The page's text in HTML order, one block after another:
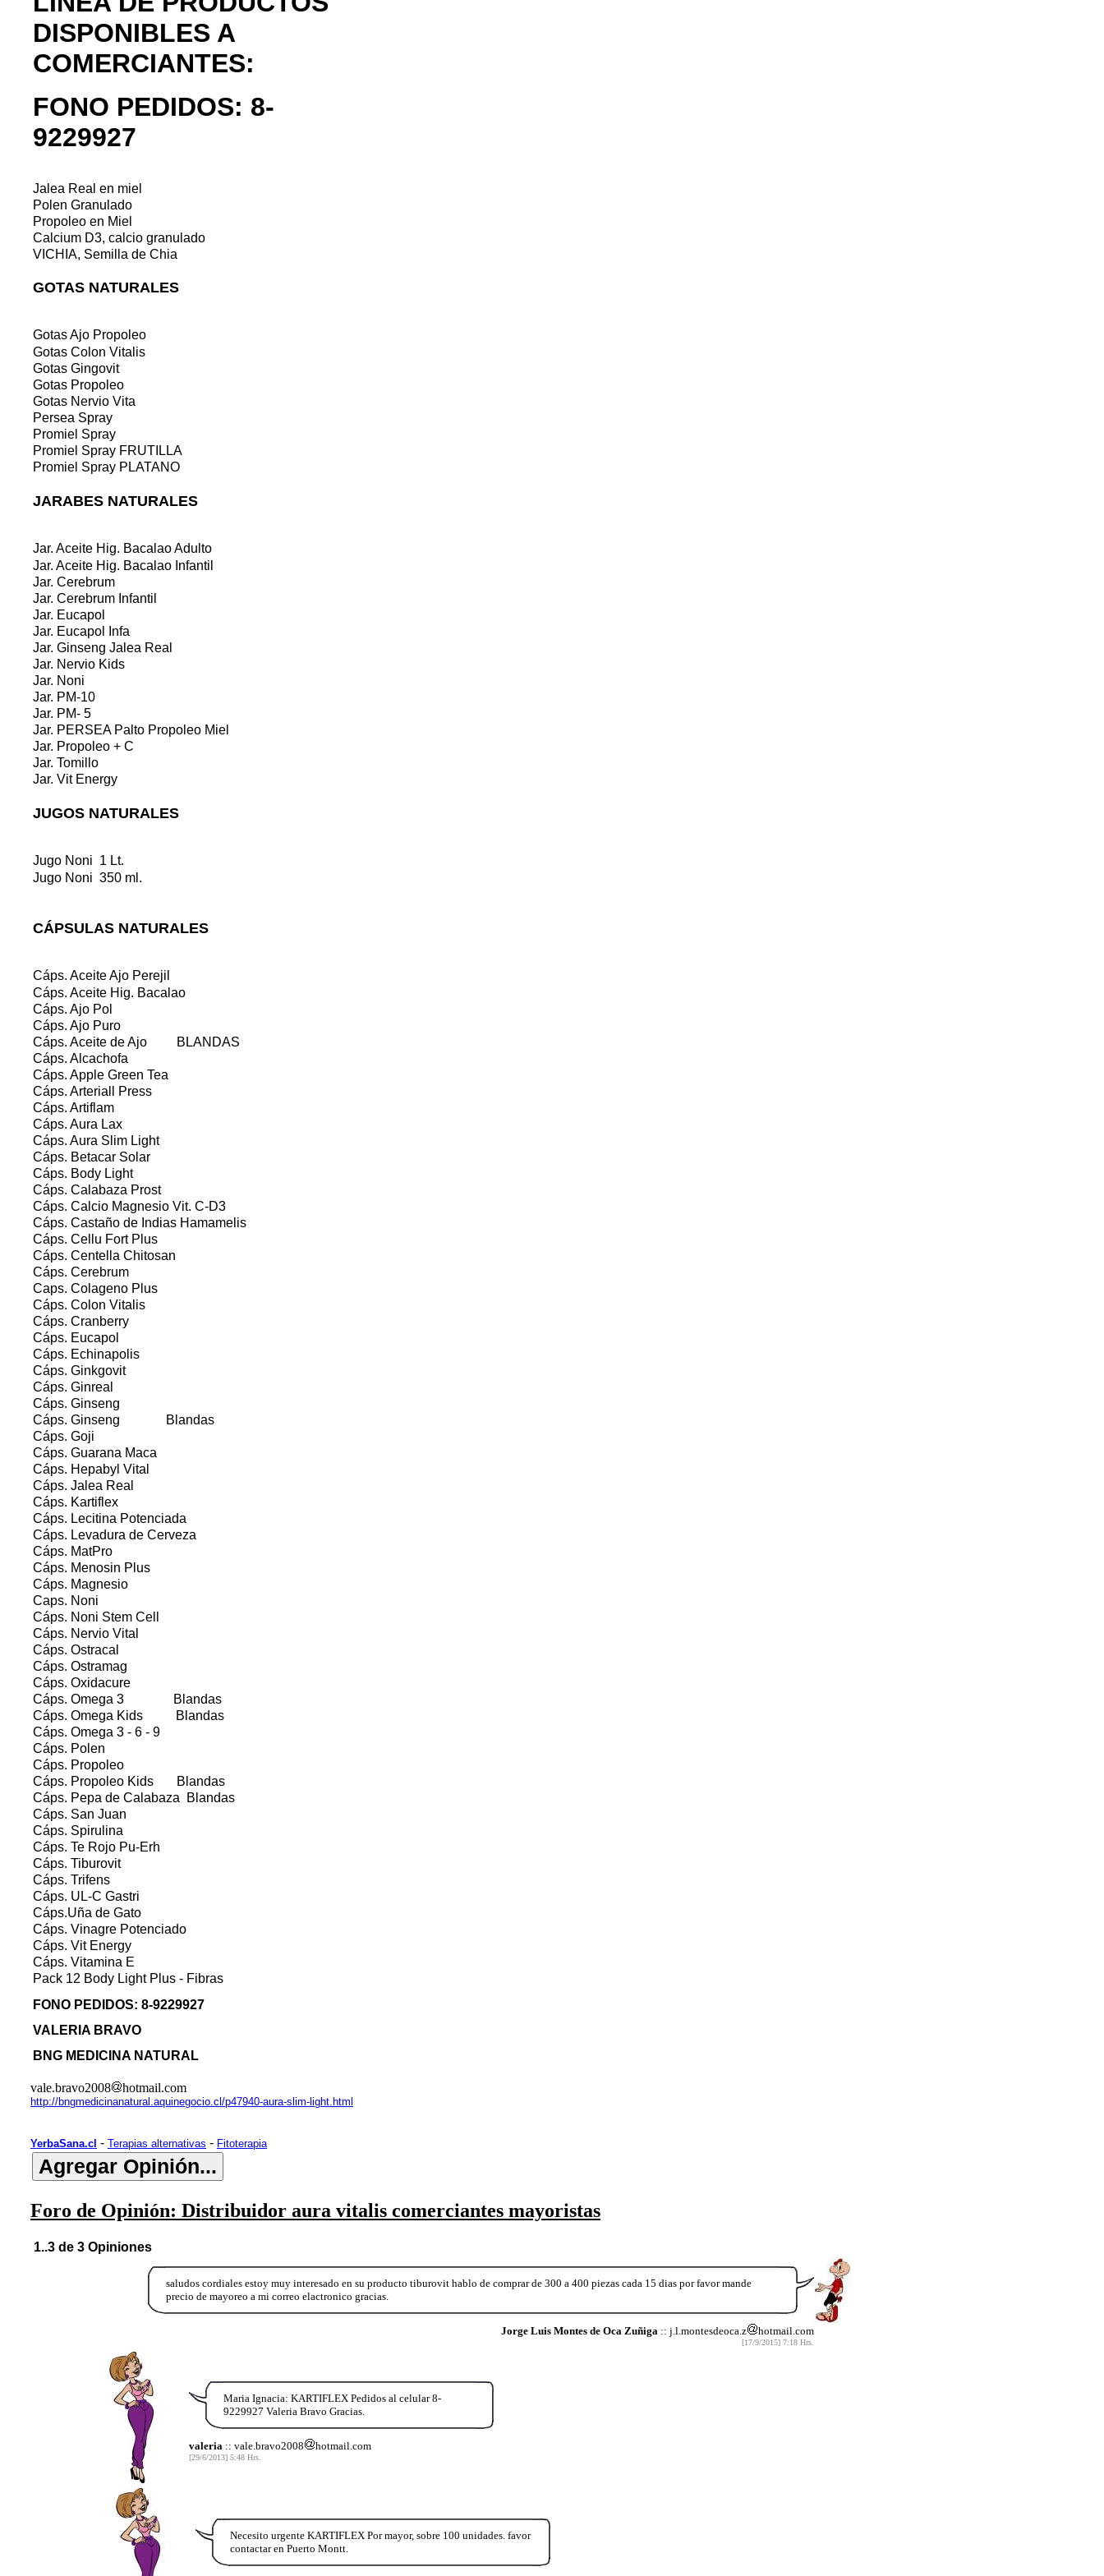
DISPONIBLES A
COMERCIANTES:
FONO PEDIDOS: 8-
9229927
Jalea Real en miel
Polen Granulado
Propoleo en Miel
Calcium D3, calcio granulado
VICHIA, Semilla de Chia
GOTAS NATURALES
Gotas Ajo Propoleo
Gotas Colon Vitalis
Gotas Gingovit
Gotas Propoleo
Gotas Nervio Vita
Persea Spray
Promiel Spray
Promiel Spray FRUTILLA
Promiel Spray PLATANO
JARABES NATURALES
Jar. Aceite Hig. Bacalao Adulto
Jar. Aceite Hig. Bacalao Infantil
Jar. Cerebrum
Jar. Cerebrum Infantil
Jar. Eucapol
Jar. Eucapol Infa
Jar. Ginseng Jalea Real
Jar. Nervio Kids
Jar. Noni
Jar. PM-10
Jar. PM- 5
Jar. PERSEA Palto Propoleo Miel
Jar. Propoleo + C
Jar. Tomillo
Jar. Vit Energy
JUGOS NATURALES
Jugo Noni 1 Lt.
Jugo Noni 350 ml.
CÁPSULAS NATURALES
Cáps. Aceite Ajo Perejil
Cáps. Aceite Hig. Bacalao
Cáps. Ajo Pol
Cáps. Ajo Puro
Cáps. Aceite de Ajo BLANDAS
Cáps. Alcachofa
Cáps. Apple Green Tea
Cáps. Arteriall Press
Cáps. Artiflam
Cáps. Aura Lax
Cáps. Aura Slim Light
Cáps. Betacar Solar
Cáps. Body Light
Cáps. Calabaza Prost
Cáps. Calcio Magnesio Vit. C-D3
Cáps. Castaño de Indias Hamamelis
Cáps. Cellu Fort Plus
Cáps. Centella Chitosan
Cáps. Cerebrum
Caps. Colageno Plus
Cáps. Colon Vitalis
Cáps. Cranberry
Cáps. Eucapol
Cáps. Echinapolis
Cáps. Ginkgovit
Cáps. Ginreal
Cáps. Ginseng
Cáps. Ginseng Blandas
Cáps. Goji
Cáps. Guarana Maca
Cáps. Hepabyl Vital
Cáps. Jalea Real
Cáps. Kartiflex
Cáps. Lecitina Potenciada
Cáps. Levadura de Cerveza
Cáps. MatPro
Cáps. Menosin Plus
Cáps. Magnesio
Caps. Noni
Cáps. Noni Stem Cell
Cáps. Nervio Vital
Cáps. Ostracal
Cáps. Ostramag
Cáps. Oxidacure
Cáps. Omega 3 Blandas
Cáps. Omega Kids Blandas
Cáps. Omega 3 - 6 - 9
Cáps. Polen
Cáps. Propoleo
Cáps. Propoleo Kids Blandas
Cáps. Pepa de Calabaza Blandas
Cáps. San Juan
Cáps. Spirulina
Cáps. Te Rojo Pu-Erh
Cáps. Tiburovit
Cáps. Trifens
Cáps. UL-C Gastri
Cáps.Uña de Gato
Cáps. Vinagre Potenciado
Cáps. Vit Energy
Cáps. Vitamina E
Pack 12 Body Light Plus - Fibras
FONO PEDIDOS: 8-9229927
VALERIA BRAVO
BNG MEDICINA NATURAL
vale.bravo2008 hotmail.com
http://bngmedicinanatural.aquinegocio.cl/p47940-aura-slim-light.html
YerbaSana.cl - Terapias alternativas - Fitoterapia
Foro de Opinión: Distribuidor aura vitalis comerciantes mayoristas
1..3 de 3 Opiniones
saludos cordiales estoy muy interesado en su producto tiburovit hablo de comprar de 300 a 400 piezas cada 15 dias por favor mande
precio de mayoreo a mi correo elactronico gracias.
Jorge Luis Montes de Oca Zuñiga :: j.l.montesdeoca.z hotmail.com
[17/9/2015] 7:18 Hrs.
Maria Ignacia: KARTIFLEX Pedidos al celular 8-
9229927 Valeria Bravo Gracias.
valeria :: vale.bravo2008 hotmail.com
[29/6/2013] 5:48 Hrs.
Necesito urgente KARTIFLEX Por mayor, sobre 100 unidades. favor
contactar en Puerto Montt.